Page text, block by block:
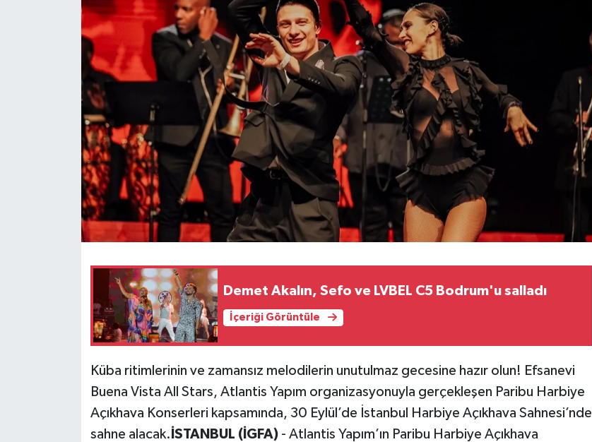
Demet Akalın, Sefo ve LVBEL C5 Bodrum'u salladı
İçeriği Görüntüle
Küba ritimlerinin ve zamansız melodilerin unutulmaz gecesine hazır olun! Efsanevi
Buena Vista All Stars, Atlantis Yapım organizasyonuyla gerçekleşen Paribu Harbiye
Açıkhava Konserleri kapsamında, 30 Eylül’de İstanbul Harbiye Açıkhava Sahnesi’nde
sahne alacak. İSTANBUL (İGFA) - Atlantis Yapım’ın Paribu Harbiye Açıkhava